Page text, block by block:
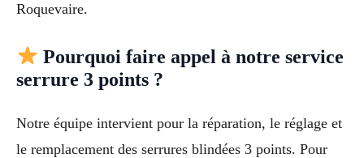
Roquevaire.
Pourquoi faire appel à notre service
serrure 3 points ?
Notre équipe intervient pour la réparation, le réglage et
le remplacement des serrures blindées 3 points. Pour